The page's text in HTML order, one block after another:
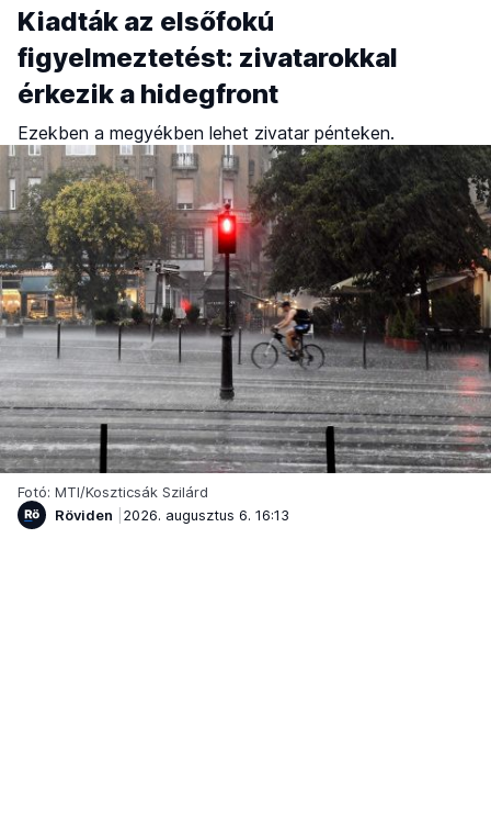
Kiadták az elsőfokú
figyelmeztetést: zivatarokkal
érkezik a hidegfront
Ezekben a megyékben lehet zivatar pénteken.
Fotó: MTI/Koszticsák Szilárd
Röviden
2026. augusztus 6. 16:13